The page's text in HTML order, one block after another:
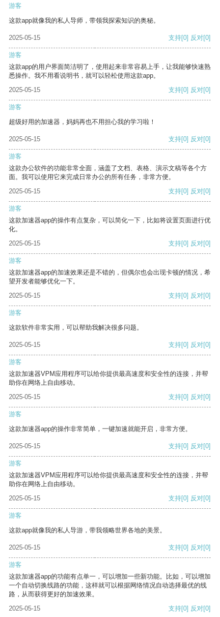
游客
这款app就像我的私人导师，带领我探索知识的奥秘。
2025-05-15 支持[0] 反对[0]
游客
这款app的用户界面简洁明了，使用起来非常容易上手，让我能够快速熟
悉操作。我不用看说明书，就可以轻松使用这款app。
2025-05-15
支持[0] 反对[0]
游客
超级好用的加速器，妈妈再也不用担心我的学习啦！
2025-05-15 支持[0] 反对[0]
游客
这款办公软件的功能非常全面，涵盖了文档、表格、演示文稿等各个方
面。我可以使用它来完成日常办公的所有任务，非常方便。
2025-05-15
支持[0] 反对[0]
游客
这款加速器app的操作有点复杂，可以简化一下，比如将设置页面进行优
化。
2025-05-15
支持[0] 反对[0]
游客
这款加速器app的加速效果还是不错的，但偶尔也会出现卡顿的情况，希
望开发者能够优化一下。
2025-05-15
支持[0] 反对[0]
游客
这款软件非常实用，可以帮助我解决很多问题。
2025-05-15 支持[0] 反对[0]
游客
这款加速器VPM应用程序可以给你提供最高速度和安全性的连接，并帮
助你在网络上自由移动。
2025-05-15
支持[0] 反对[0]
游客
这款加速器app的操作非常简单，一键加速就能开启，非常方便。
2025-05-15 支持[0] 反对[0]
游客
这款加速器VPM应用程序可以给你提供最高速度和安全性的连接，并帮
助你在网络上自由移动。
2025-05-15
支持[0] 反对[0]
游客
这款app就像我的私人导游，带我领略世界各地的美景。
2025-05-15 支持[0] 反对[0]
游客
这款加速器app的功能有点单一，可以增加一些新功能。比如，可以增加
一个自动切换线路的功能，这样就可以根据网络情况自动选择最优的线
路，从而获得更好的加速效果。
2025-05-15
支持[0] 反对[0]